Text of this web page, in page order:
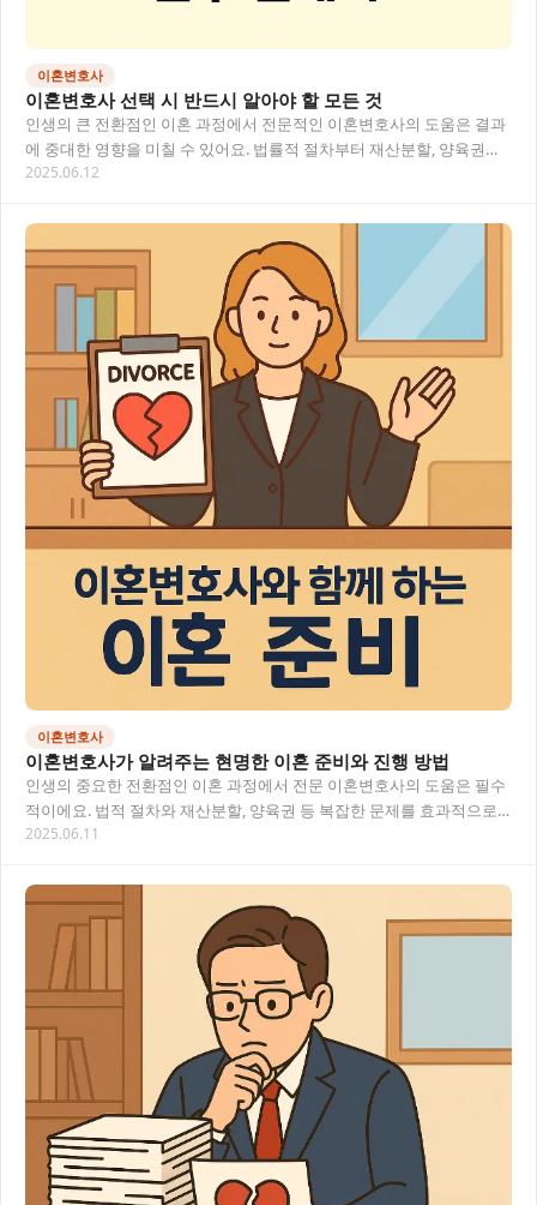
이혼변호사
이혼변호사 선택 시 반드시 알아야 할 모든 것
인생의 큰 전환점인 이혼 과정에서 전문적인 이혼변호사의 도움은 결과
에 중대한 영향을 미칠 수 있어요. 법률적 절차부터 재산분할, 양육권까
지 복잡한 문제들을 효과적으로 해결하기 위한…
2025.06.12
이혼변호사
이혼변호사가 알려주는 현명한 이혼 준비와 진행 방법
인생의 중요한 전환점인 이혼 과정에서 전문 이혼변호사의 도움은 필수
적이에요. 법적 절차와 재산분할, 양육권 등 복잡한 문제를 효과적으로
해결하기 위해 이혼전문변호사의 역할과 선택…
2025.06.11